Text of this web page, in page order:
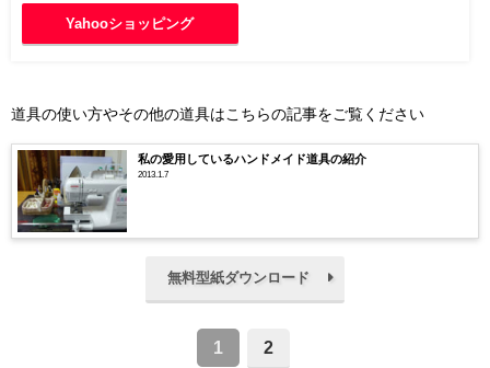
Yahooショッピング
道具の使い方やその他の道具はこちらの記事をご覧ください
私の愛用しているハンドメイド道具の紹介
2013.1.7
無料型紙ダウンロード
1 2